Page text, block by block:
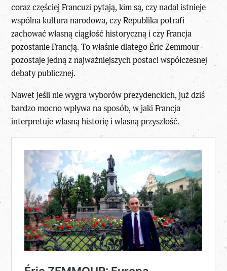
coraz częściej Francuzi pytają, kim są, czy nadal istnieje
wspólna kultura narodowa, czy Republika potrafi
zachować własną ciągłość historyczną i czy Francja
pozostanie Francją. To właśnie dlatego Éric Zemmour
pozostaje jedną z najważniejszych postaci współczesnej
debaty publicznej.
Nawet jeśli nie wygrawyborów prezydenckich, już dziś
bardzo mocno wpływa na sposób, w jaki Francja
interpretuje własną historię i własną przyszłość.